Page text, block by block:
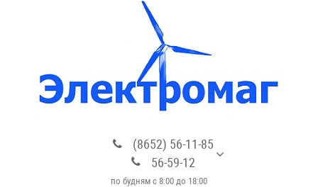
(8652) 56-11-85
56-59-12
по будням с 8:00 до 18:00